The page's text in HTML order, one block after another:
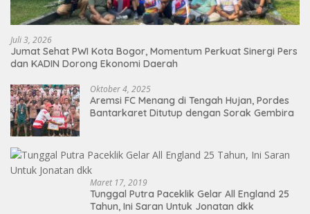
Juli 3, 2026
Jumat Sehat PWI Kota Bogor, Momentum Perkuat Sinergi Pers
dan KADIN Dorong Ekonomi Daerah
Oktober 4, 2025
Aremsi FC Menang di Tengah Hujan, Pordes
Bantarkaret Ditutup dengan Sorak Gembira
Maret 17, 2019
Tunggal Putra Paceklik Gelar All England 25
Tahun, Ini Saran Untuk Jonatan dkk